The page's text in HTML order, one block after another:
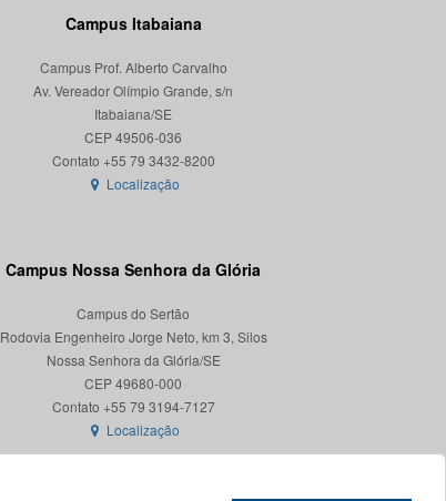
Campus Itabaiana
Campus Prof. Alberto Carvalho
Av. Vereador Olímpio Grande, s/n
Itabaiana/SE
CEP 49506-036
Localização
Campus Nossa Senhora da Glória
Campus do Sertão
Rodovia Engenheiro Jorge Neto, km 3, Silos
Nossa Senhora da Glória/SE
CEP 49680-000
Contato +55 79 3194-7127
Localização